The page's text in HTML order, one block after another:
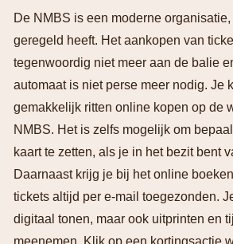
De NMBS is een moderne
geregeld heeft. Het aankopen van
tegenwoordig niet meer aan de balie
automaat is niet perse meer nodig. Je
gemakkelijk ritten online kopen op de
NMBS. Het is zelfs mogelijk om
kaart te zetten, als je in het bezit bent
Daarnaast krijg je bij het online
tickets altijd per e-mail toegezonden.
digitaal tonen, maar ook uitprinten en